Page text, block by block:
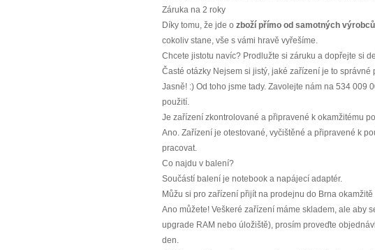
Záruka na 2 roky
Díky tomu, že jde o zboží přímo od samotných výrobců
cokoliv stane, vše s vámi hravě vyřešíme.
Chcete jistotu navíc? Prodlužte si záruku a dopřejte si
Časté otázky Nejsem si jistý, jaké zařízení je to
Jasně! :) Od toho jsme tady. Zavolejte nám na 534
použití.
Je zařízení zkontrolované a připravené k okamžitému
Ano. Zařízení je otestované, vyčištěné a připravené k
pracovat.
Co najdu v balení?
Součástí balení je notebook a napájecí adaptér.
Můžu si pro zařízení přijít na prodejnu do Brna
Ano můžete! Veškeré zařízení máme skladem, ale aby
upgrade RAM nebo úložiště), prosím proveďte
den.